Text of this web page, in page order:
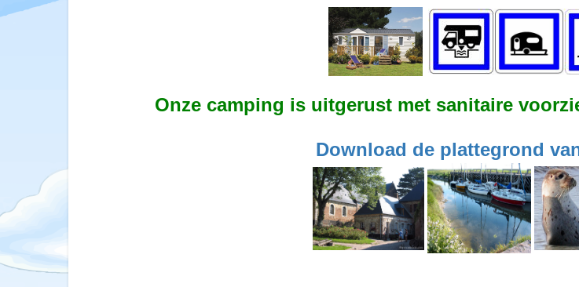
Onze camping is uitgerust met sanitaire
Download de plattegrond